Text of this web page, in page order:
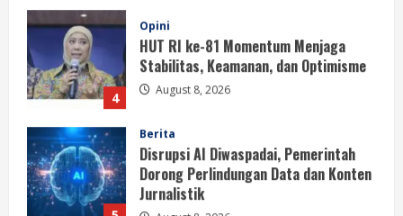
4
HUT RI ke-81 Momentum Menjaga
Stabilitas, Keamanan, dan Optimisme
August 8, 2026
5
Disrupsi AI Diwaspadai, Pemerintah
Dorong Perlindungan Data dan Konten
Jurnalistik